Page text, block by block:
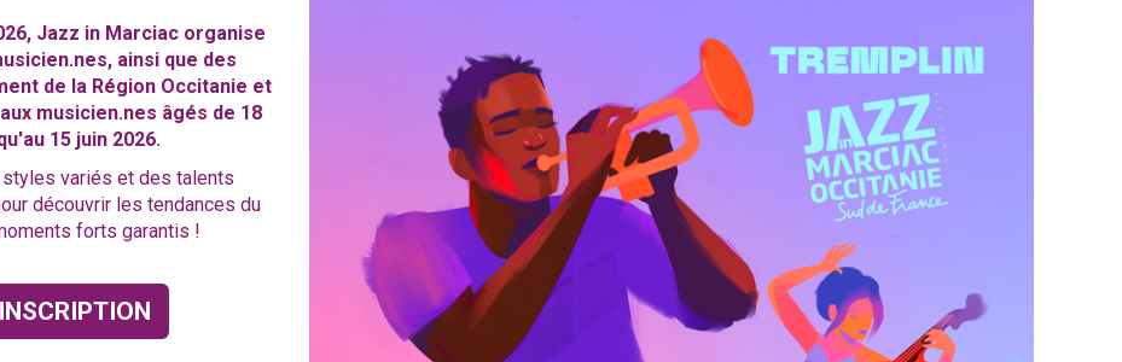
Jazz in Marciac organise
ainsi que des
de la Région Occitanie et
musicien.nes âgés de 18
15 juin 2026.
variés et des talents
découvrir les tendances du
forts garantis !